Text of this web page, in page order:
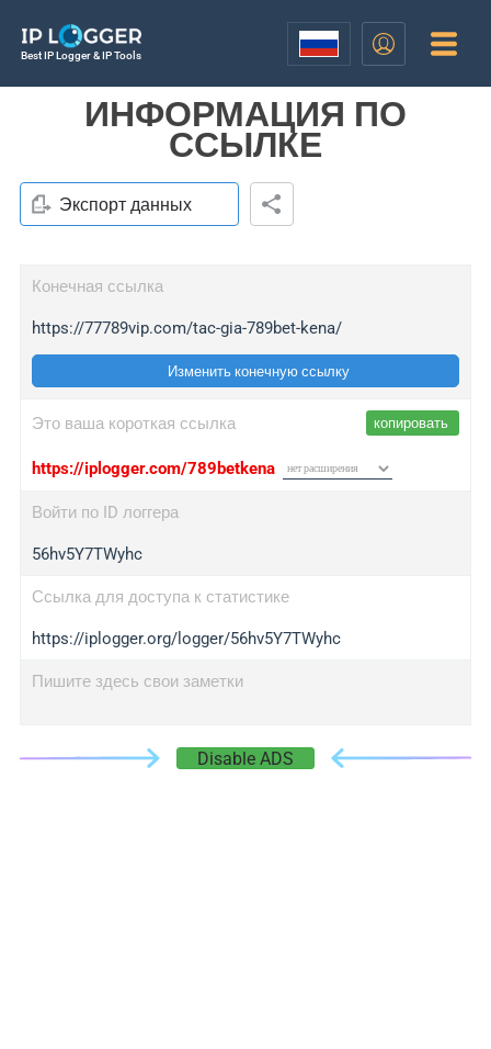
Best IP Logger & IP Tools
ИНФОРМАЦИЯ ПО
ССЫЛКЕ
Экспорт данных
Конечная ссылка
https://77789vip.com/tac-gia-789bet-kena/
Изменить конечную ссылку
Это ваша короткая ссылка копировать
https://iplogger.com/789betkena
Войти по ID логгера
56hv5Y7TWyhc
Ссылка для доступа к статистике
https://iplogger.org/logger/56hv5Y7TWyhc
Пишите здесь свои заметки
Disable ADS